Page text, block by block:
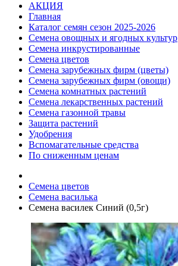
АКЦИЯ
Главная
Каталог семян сезон 2025-2026
Семена овощных и ягодных культур
Семена инкрустированные
Семена цветов
Семена зарубежных фирм (цветы)
Семена зарубежных фирм (овощи)
Семена комнатных растений
Семена лекарственных растений
Семена газонной травы
Защита растений
Удобрения
Вспомагательные средства
По сниженным ценам
Семена цветов
Семена василька
Семена василек Синий (0,5г)